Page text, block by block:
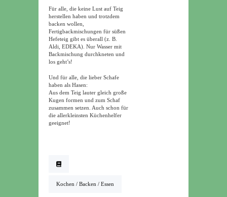
Für alle, die keine Lust auf Teig
herstellen haben und trotzdem
backen wollen,
Fertigbackmischungen für süßen
Hefeteig gibt es überall (z. B.
Aldi, EDEKA). Nur Wasser mit
Backmischung durchkneten und
los geht’s!
Und für alle, die lieber Schafe
haben als Hasen:
Aus dem Teig lauter gleich große
Kugen formen und zum Schaf
zusammen setzen. Auch schon für
die allerkleinsten Küchenhelfer
geeignet!
Kochen / Backen / Essen